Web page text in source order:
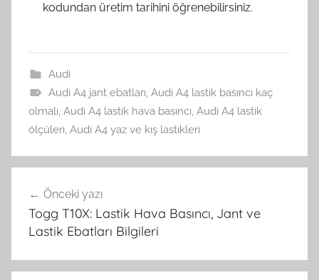
kodundan üretim tarihini öğrenebilirsiniz.
Audi
Audi A4 jant ebatları, Audi A4 lastik basıncı kaç
olmalı, Audi A4 lastik hava basıncı, Audi A4 lastik
ölçüleri, Audi A4 yaz ve kış lastikleri
gezinmesi
Önceki yazı
Togg T10X: Lastik Hava Basıncı, Jant ve
Lastik Ebatları Bilgileri